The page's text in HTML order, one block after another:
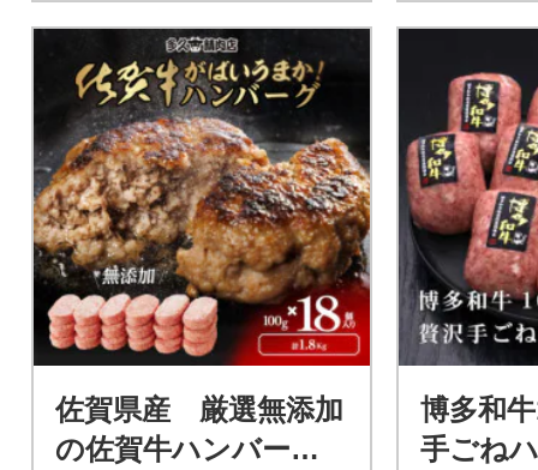
佐賀県産 厳選無添加
の佐賀牛ハンバーグ(1
博多和
手ごね